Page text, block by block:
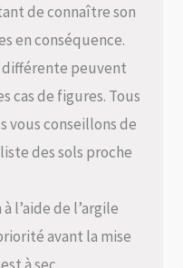
de connaître son
en conséquence.
différente peuvent
cas de figures. Tous
vous conseillons de
des sols proche
l’aide de l’argile
avant la mise
à sec.